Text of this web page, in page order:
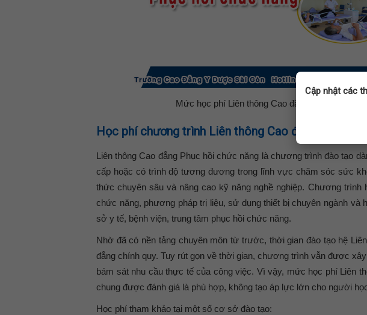
Mức học phí Liên thông Cao đẳng Phục hồi
Học phí chương trình Liên thông Cao đẳng Phục hồi
Liên thông Cao đẳng Phục hồi chức năng là chương trình đào tạo
cấp hoặc có trình độ tương đương trong lĩnh vực chăm sóc sức
thức chuyên sâu và nâng cao kỹ năng nghề nghiệp. Chương trình
chức năng, phương pháp trị liệu, sử dụng thiết bị chuyên ngành
sở y tế, bệnh viện, trung tâm phục hồi chức năng.
Nhờ đã có nền tảng chuyên môn từ trước, thời gian đào tạo hệ
đẳng chính quy. Tuy rút gọn về thời gian, chương trình vẫn được
bám sát nhu cầu thực tế của công việc. Vì vậy, mức học phí Liên
chung được đánh giá là phù hợp, không tạo áp lực lớn cho người
Học phí tham khảo tại một số cơ sở đào tạo:
Cập nhật các